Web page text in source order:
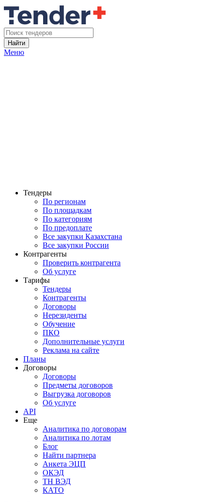
Найти
Меню
Тендеры
По регионам
По площадкам
По категориям
По предоплате
Все закупки Казахстана
Все закупки России
Контрагенты
Проверить контрагента
Об услуге
Тарифы
Тендеры
Контрагенты
Договоры
Нерезиденты
Обучение
ПКО
Дополнительные услуги
Реклама на сайте
Планы
Договоры
Договоры
Предметы договоров
Выгрузка договоров
Об услуге
API
Еще
Аналитика по договорам
Аналитика по лотам
Блог
Найти партнера
Анкета ЭЦП
ОКЭД
ТН ВЭД
КАТО